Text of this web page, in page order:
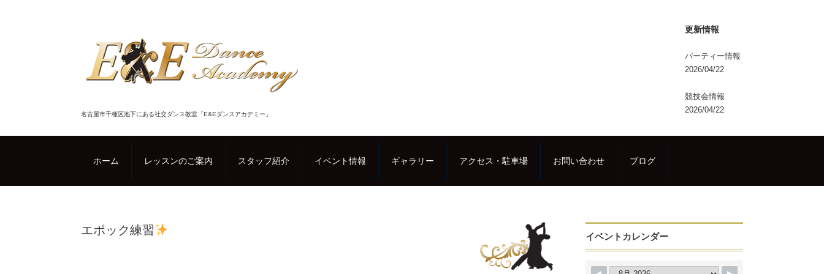
名古屋市千種区池下にある社交ダンス教室「E&Eダンスアカデミー」
更新情報
パーティー情報
2026/04/22
競技会情報
2026/04/22
ホーム レッスンのご案内 スタッフ紹介 イベント情報 ギャラリー アクセス・駐車場 お問い合わせ ブログ
エポック練習 イベントカレンダー